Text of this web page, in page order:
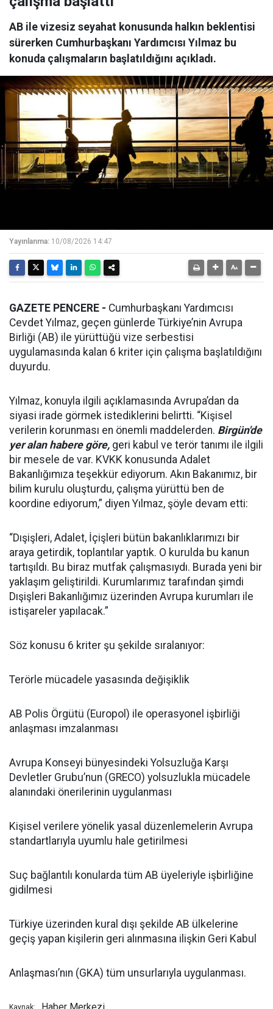
AB ile vizesiz seyahat konusunda halkın beklentisi
sürerken Cumhurbaşkanı Yardımcısı Yılmaz bu
konuda çalışmaların başlatıldığını açıkladı.
Yayınlanma: 10/08/2026 14:47
GAZETE PENCERE - Cumhurbaşkanı Yardımcısı
Cevdet Yılmaz, geçen günlerde Türkiye’nin Avrupa
Birliği (AB) ile yürüttüğü vize serbestisi
uygulamasında kalan 6 kriter için çalışma başlatıldığını
duyurdu.
Yılmaz, konuyla ilgili açıklamasında Avrupa’dan da
siyasi irade görmek istediklerini belirtti. “Kişisel
verilerin korunması en önemli maddelerden. Birgün'de
yer alan habere göre, geri kabul ve terör tanımı ile ilgili
bir mesele de var. KVKK konusunda Adalet
Bakanlığımıza teşekkür ediyorum. Akın Bakanımız, bir
bilim kurulu oluşturdu, çalışma yürüttü ben de
koordine ediyorum,” diyen Yılmaz, şöyle devam etti:
“Dışişleri, Adalet, İçişleri bütün bakanlıklarımızı bir
araya getirdik, toplantılar yaptık. O kurulda bu kanun
tartışıldı. Bu biraz mutfak çalışmasıydı. Burada yeni bir
yaklaşım geliştirildi. Kurumlarımız tarafından şimdi
Dışişleri Bakanlığımız üzerinden Avrupa kurumları ile
istişareler yapılacak.”
Söz konusu 6 kriter şu şekilde sıralanıyor:
Terörle mücadele yasasında değişiklik
AB Polis Örgütü (Europol) ile operasyonel işbirliği
anlaşması imzalanması
Avrupa Konseyi bünyesindeki Yolsuzluğa Karşı
Devletler Grubu’nun (GRECO) yolsuzlukla mücadele
alanındaki önerilerinin uygulanması
Kişisel verilere yönelik yasal düzenlemelerin Avrupa
standartlarıyla uyumlu hale getirilmesi
Suç bağlantılı konularda tüm AB üyeleriyle işbirliğine
gidilmesi
Türkiye üzerinden kural dışı şekilde AB ülkelerine
geçiş yapan kişilerin geri alınmasına ilişkin Geri Kabul
Anlaşması’nın (GKA) tüm unsurlarıyla uygulanması.
Kaynak: